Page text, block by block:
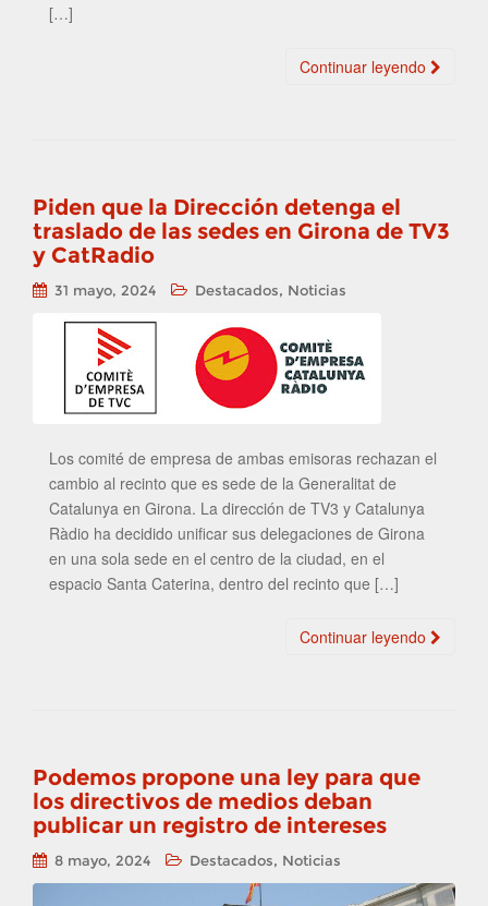
[…]
Continuar leyendo
Piden que la Dirección detenga el
traslado de las sedes en Girona de TV3
y CatRadio
31 mayo, 2024 Destacados, Noticias
Los comité de empresa de ambas emisoras rechazan el
cambio al recinto que es sede de la Generalitat de
Catalunya en Girona. La dirección de TV3 y Catalunya
Ràdio ha decidido unificar sus delegaciones de Girona
en una sola sede en el centro de la ciudad, en el
espacio Santa Caterina, dentro del recinto que […]
Continuar leyendo
Podemos propone una ley para que
los directivos de medios deban
publicar un registro de intereses
8 mayo, 2024 Destacados, Noticias